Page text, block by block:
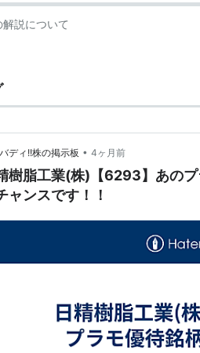
解説について
ディ!!株の掲示板 • 4ヶ月前
樹脂工業(株)【6293】あの
ャンスです！！